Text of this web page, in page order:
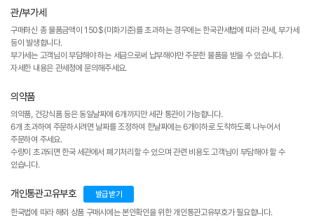
관/부가세
구매하신 총 물품금액이 150$(미화기준)를 초과하는 경우에는 한국관세법에 따라 관세, 부가세
등이 발생합니다.
부가세는 고객님이 부담해야 하는 세금으로써 납부해야만 주문한 물품을 받을 수 있습니다.
자세한 내용은 관세청에 문의해주세요.
의약품
의약품, 건강식품 등은 동일날짜에 6개까지만 세관 통관이 가능합니다.
6개 초과하여 주문하시려면 날짜를 조정하여 한날짜에는 6개이하로 도착하도록 나누어서
주문하여 주세요.
수량이 초과되면 한국 세관에서 폐기처리할 수 있으며 관련 비용도 고객님이 부담해야 할 수
있습니다.
개인통관고유부호 발급받기
한국법에 따라 해외 상품 구매시에는 본인확인을 위한 개인통관고유부호가 필요합니다.